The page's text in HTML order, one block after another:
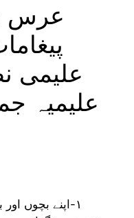
عرس
علیمی
علیمیہ
١-اپنے بچوں